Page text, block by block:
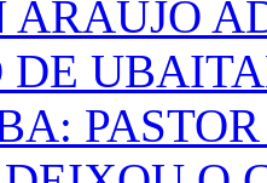
ARAUJO
DE